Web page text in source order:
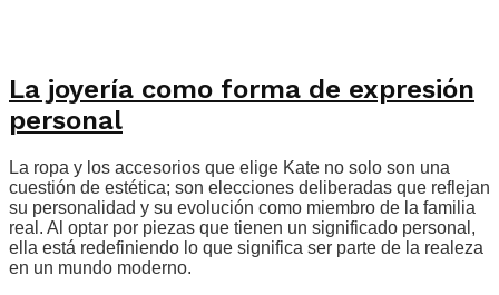
La joyería como forma de expresión
personal
La ropa y los accesorios que elige Kate no solo son una
cuestión de estética; son elecciones deliberadas que reflejan
su personalidad y su evolución como miembro de la familia
real. Al optar por piezas que tienen un significado personal,
ella está redefiniendo lo que significa ser parte de la realeza
en un mundo moderno.